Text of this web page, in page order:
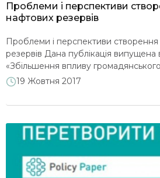
Проблеми і перспективи
нафтових резервів
Проблеми і перспективи створення
резервів Дана публікація
«Збільшення впливу
моніторингу та політичному
імплементації Угоди про
«Суспільство і довкілля», ВГО
«Опора», Асоціацією «Європей-
19 Жовтня 2017